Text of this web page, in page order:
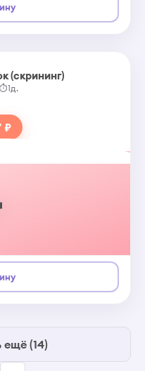
(скрининг)
⏱1д.
₽
ещё (14)